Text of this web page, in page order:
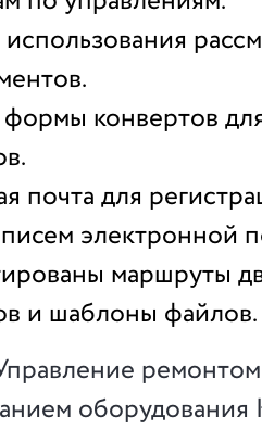
конвертов
почта для
электронной
маршруты
и шаблоны файлов.
ремонтом